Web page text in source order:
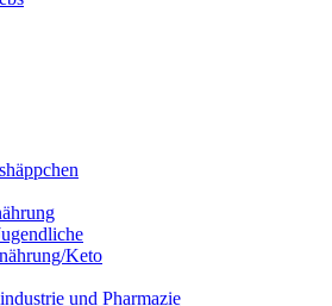
Keto
und Pharmazie